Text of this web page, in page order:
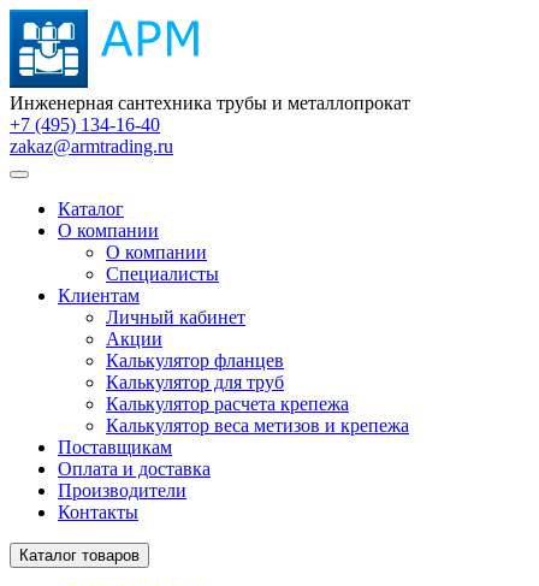
Инженерная сантехника трубы и металлопрокат
+7 (495) 134-16-40
zakaz@armtrading.ru
Каталог
О компании
О компании
Специалисты
Клиентам
Личный кабинет
Акции
Калькулятор фланцев
Калькулятор для труб
Калькулятор расчета крепежа
Калькулятор веса метизов и крепежа
Поставщикам
Оплата и доставка
Производители
Контакты
Каталог товаров